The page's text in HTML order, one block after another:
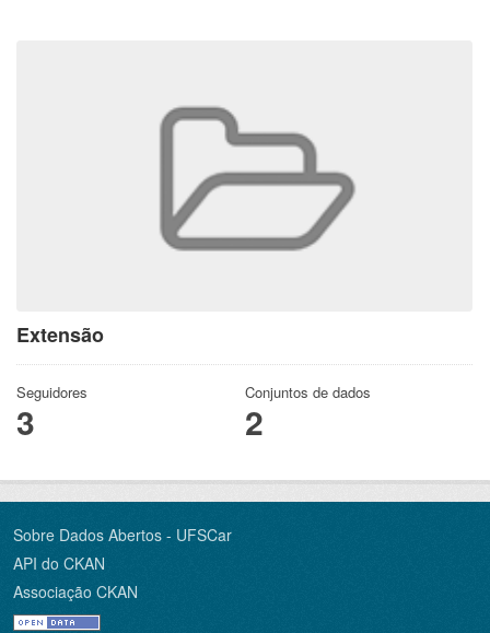
Extensão
Seguidores
3
Conjuntos de dados
2
Sobre Dados Abertos - UFSCar
API do CKAN
Associação CKAN